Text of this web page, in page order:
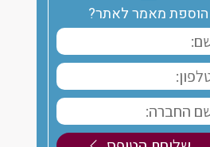
הוספת מאמר לאתר?